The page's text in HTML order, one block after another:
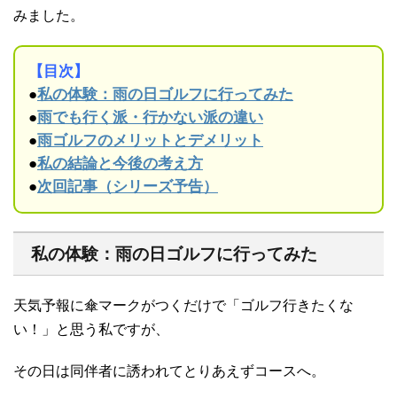
みました。
【目次】
●私の体験：雨の日ゴルフに行ってみた
●雨でも行く派・行かない派の違い
●雨ゴルフのメリットとデメリット
●私の結論と今後の考え方
●次回記事（シリーズ予告）
私の体験：雨の日ゴルフに行ってみた
天気予報に傘マークがつくだけで「ゴルフ行きたくな
い！」と思う私ですが、
その日は同伴者に誘われてとりあえずコースへ。